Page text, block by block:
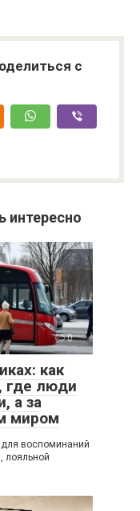
с
0
как
где люди
а за
миром
воспоминаний
лояльной